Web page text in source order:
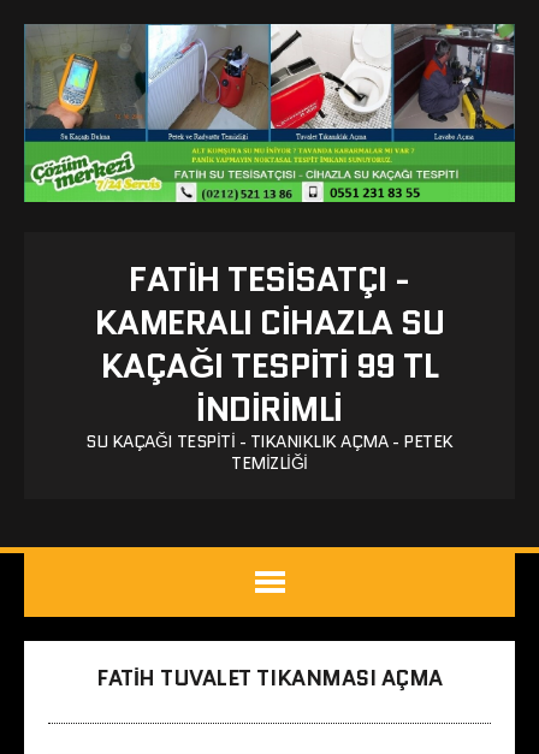
FATIH TESISATÇI -
KAMERALI CIHAZLA SU
KAÇAĞI TESPITI 99 TL
İNDİRİMLİ
SU KAÇAĞI TESPITI - TIKANIKLIK AÇMA - PETEK
TEMIZLIĞI
FATIH TUVALET TIKANMASI AÇMA